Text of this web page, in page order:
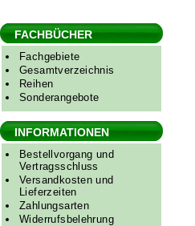
FACHBÜCHER
Fachgebiete
Gesamtverzeichnis
Reihen
Sonderangebote
INFORMATIONEN
Bestellvorgang und
Vertragsschluss
Versandkosten und
Lieferzeiten
Zahlungsarten
Widerrufsbelehrung